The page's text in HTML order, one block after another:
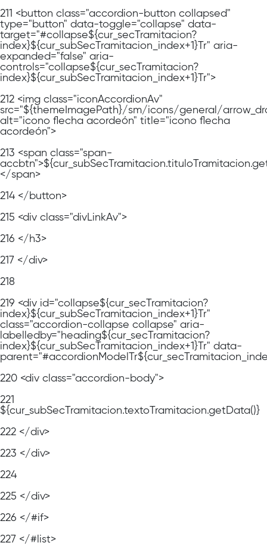
211 <button class="accordion-button collapsed"
type="button" data-toggle="collapse" data-
target="#collapse${cur_secTramitacion?
index}${cur_subSecTramitacion_index+1}Tr" aria-
expanded="false" aria-
controls="collapse${cur_secTramitacion?
index}${cur_subSecTramitacion_index+1}Tr">
212 <img class="iconAccordionAv"
src="${themeImagePath}/sm/icons/general/
alt="icono flecha acordeón" title="icono flecha
acordeón">
213 <span class="span-
</span>
214 </button>
215 <div class="divLinkAv">
216 </h3>
217 </div>
218
219 <div id="collapse${cur_secTramitacion?
index}${cur_subSecTramitacion_index+1}Tr"
class="accordion-collapse collapse" aria-
labelledby="heading${cur_secTramitacion?
index}${cur_subSecTramitacion_index+1}Tr" data-
220 <div class="accordion-body">
221
${cur_subSecTramitacion.textoTramitacion.getData()}
222 </div>
223 </div>
224
225 </div>
226 </#if>
227 </#list>